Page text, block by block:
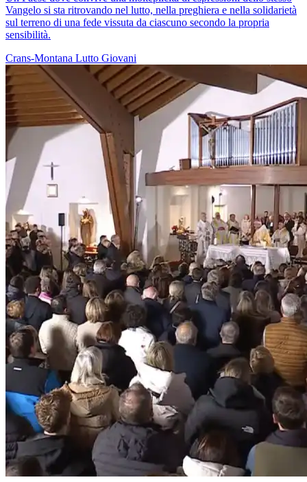
Vangelo si sta ritrovando nel lutto, nella preghiera e nella solidarietà
sul terreno di una fede vissuta da ciascuno secondo la propria
sensibilità.
Crans-Montana Lutto Giovani